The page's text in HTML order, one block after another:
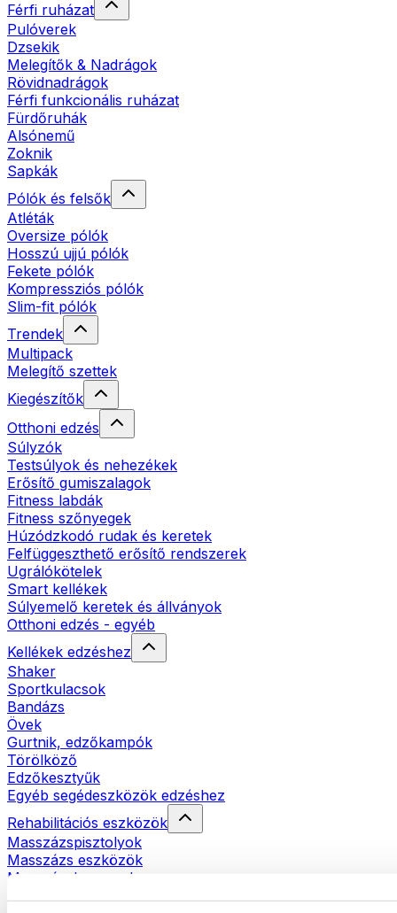
Férfi ruházat
Pulóverek
Dzsekik
Melegítők & Nadrágok
Rövidnadrágok
Férfi funkcionális ruházat
Fürdőruhák
Alsónemű
Zoknik
Sapkák
Pólók és felsők
Atléták
Oversize pólók
Hosszú ujjú pólók
Fekete pólók
Kompressziós pólók
Slim-fit pólók
Trendek
Multipack
Melegítő szettek
Kiegészítők
Otthoni edzés
Súlyzók
Testsúlyok és nehezékek
Erősítő gumiszalagok
Fitness labdák
Fitness szőnyegek
Húzódzkodó rudak és keretek
Felfüggeszthető erősítő rendszerek
Ugrálókötelek
Smart kellékek
Súlyemelő keretek és állványok
Otthoni edzés - egyéb
Kellékek edzéshez
Shaker
Sportkulacsok
Bandázs
Övek
Gurtnik, edzőkampók
Törölköző
Edzőkesztyűk
Egyéb segédeszközök edzéshez
Rehabilitációs eszközök
Masszázspisztolyok
Masszázs eszközök
Masszázshengerek